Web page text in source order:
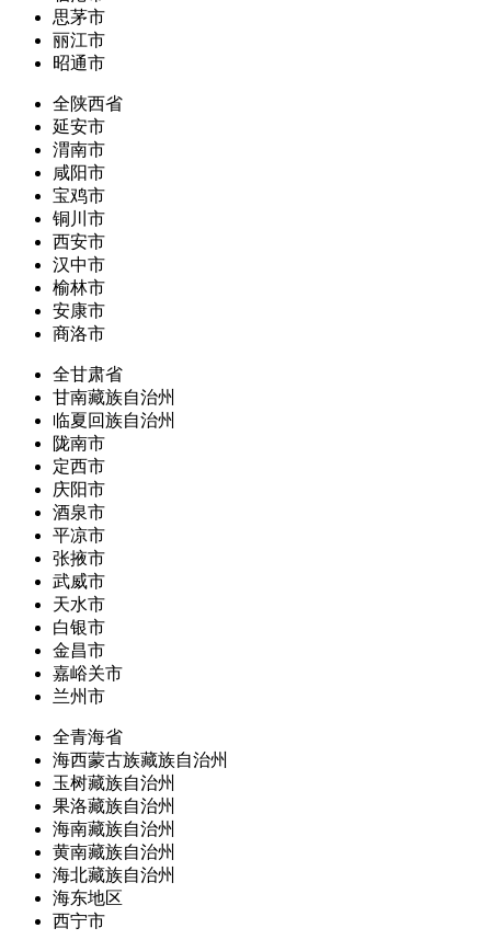
思茅市
丽江市
昭通市
全陕西省
延安市
渭南市
咸阳市
宝鸡市
铜川市
西安市
汉中市
榆林市
安康市
商洛市
全甘肃省
甘南藏族自治州
临夏回族自治州
陇南市
定西市
庆阳市
酒泉市
平凉市
张掖市
武威市
天水市
白银市
金昌市
嘉峪关市
兰州市
全青海省
海西蒙古族藏族自治州
玉树藏族自治州
果洛藏族自治州
海南藏族自治州
黄南藏族自治州
海北藏族自治州
海东地区
西宁市